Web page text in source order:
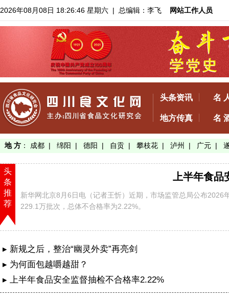
2026年08月08日 18:26:46 星期六 | 总编辑：李飞 网站工作人员
头条资讯 名
地方传真 名
地 方 ： 成都 | 绵阳 | 德阳 | 自贡 | 攀枝花 | 泸州 | 广元 |
头
条
推
荐
上半年食品
新华网北京8月6日电（记者王忻）近期，市场监管总局公布
229.1万批次，总体不合格率为2.22%。
【了解详情】
▸ 新规之后，整治“幽灵外卖”再亮剑
▸ 为何面包越嚼越甜？
▸ 上半年食品安全监督抽检不合格率2.22%